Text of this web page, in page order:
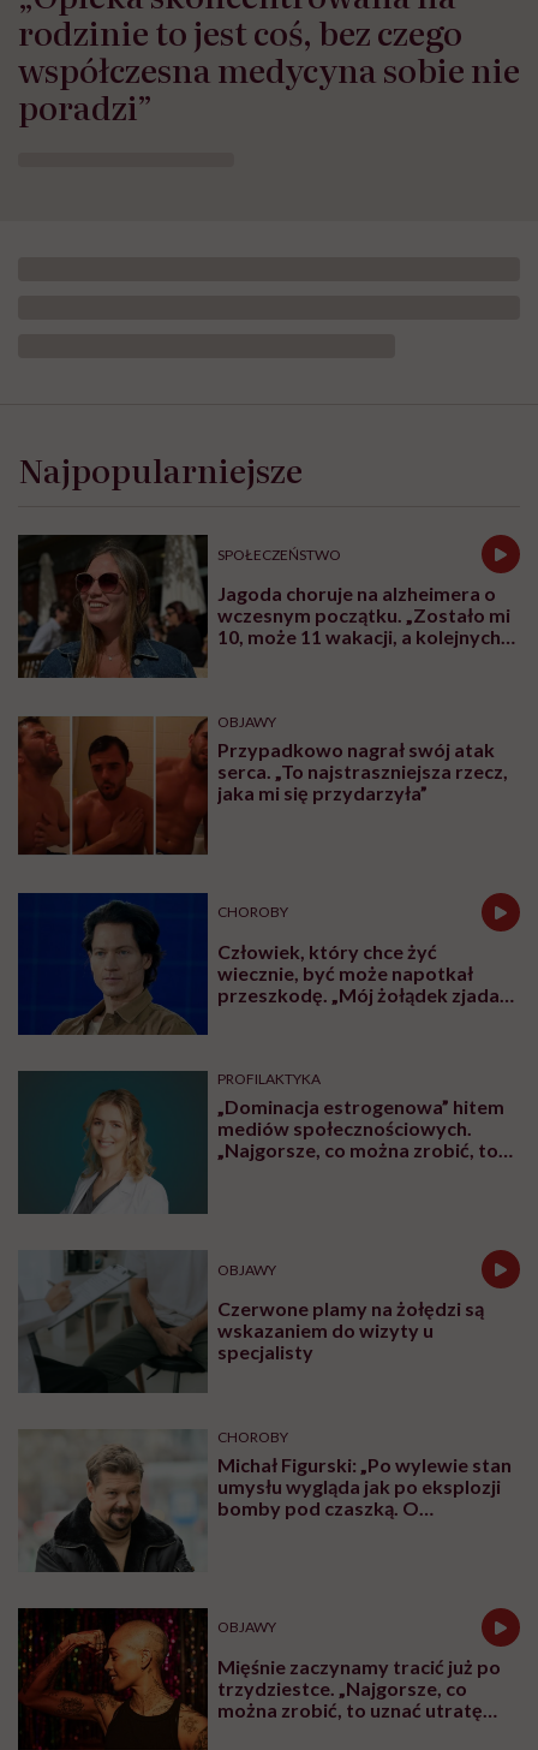
rodzinie to jest coś, bez czego
współczesna medycyna sobie nie
poradzi”
Najpopularniejsze
SPOŁECZEŃSTWO
Jagoda choruje na alzheimera o
wczesnym początku. „Zostało mi
10, może 11 wakacji, a kolejnych
OBJAWY
Przypadkowo nagrał swój atak
serca. „To najstraszniejsza rzecz,
jaka mi się przydarzyła”
CHOROBY
Człowiek, który chce żyć
wiecznie, być może napotkał
przeszkodę. „Mój żołądek zjada
PROFILAKTYKA
„Dominacja estrogenowa” hitem
mediów społecznościowych.
„Najgorsze, co można zrobić, to
OBJAWY
Czerwone plamy na żołędzi są
wskazaniem do wizyty u
specjalisty
CHOROBY
Michał Figurski: „Po wylewie stan
umysłu wygląda jak po eksplozji
bomby pod czaszką. O
OBJAWY
Mięśnie zaczynamy tracić już po
trzydziestce. „Najgorsze, co
można zrobić, to uznać utratę